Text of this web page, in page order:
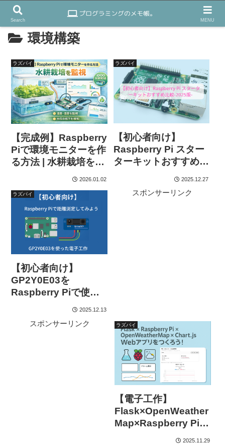
環境構築
ラズパイ
【完成例】Raspberry
Piで環境モニターを作
る方法 | 水耕栽培を監
2026.01.02
ラズパイ
【初心者向け】
Raspberry Pi スター
ターキットおすすめ比
2025.12.27
ラズパイ
【初心者向け】
GP2Y0E03を
Raspberry Piで使う
方法｜I2C接続で距離
2025.12.13
スポンサーリンク
スポンサーリンク ラズパイ
【電子工作】
Flask×OpenWeather
Map×Raspberry Piで
2025.11.29
Search MENU